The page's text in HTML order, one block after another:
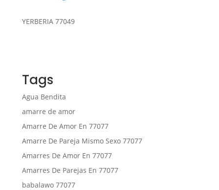
YERBERIA 77049
Tags
Agua Bendita
amarre de amor
Amarre De Amor En 77077
Amarre De Pareja Mismo Sexo 77077
Amarres De Amor En 77077
Amarres De Parejas En 77077
babalawo 77077